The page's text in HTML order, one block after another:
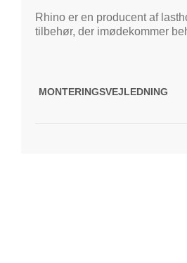
Rhino er en producent af
tilbehør, der imødekommer
MONTERINGSVEJLEDNING